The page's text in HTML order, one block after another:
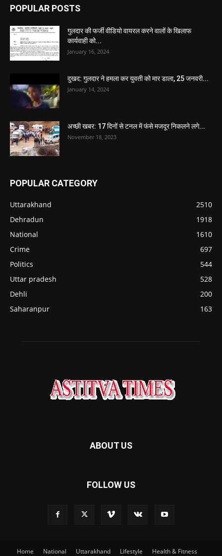
POPULAR POSTS
गुलदार की फर्जी वीडियो वायरल करने वालों के खिलाफ
कार्यवाही को...
January 16, 2024
दुखद: गुलदार ने हमला कर युवती को मार डाला, 25 जनवरी...
January 14, 2024
अच्छी खबर: 17 दिनों से टनल में फंसे मजदूर निकलने लगे...
November 18, 2023
POPULAR CATEGORY
Uttarakhand
2510
Dehradun
1918
National
1610
Crime
697
Politics
544
Uttar pradesh
528
Dehli
200
Saharanpur
163
ABOUT US
FOLLOW US
Home National Uttarakhand Lifestyle Health & Fitness